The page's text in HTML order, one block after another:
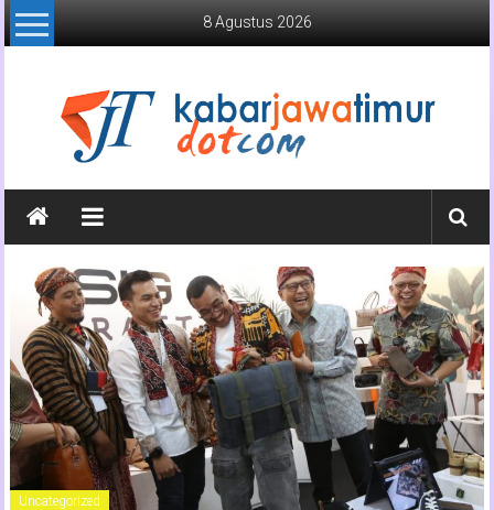
Lompat
ke
8 Agustus 2026
Kabar
Jawa
Timur
Media
Online
Jawa
Timur
Uncategorized